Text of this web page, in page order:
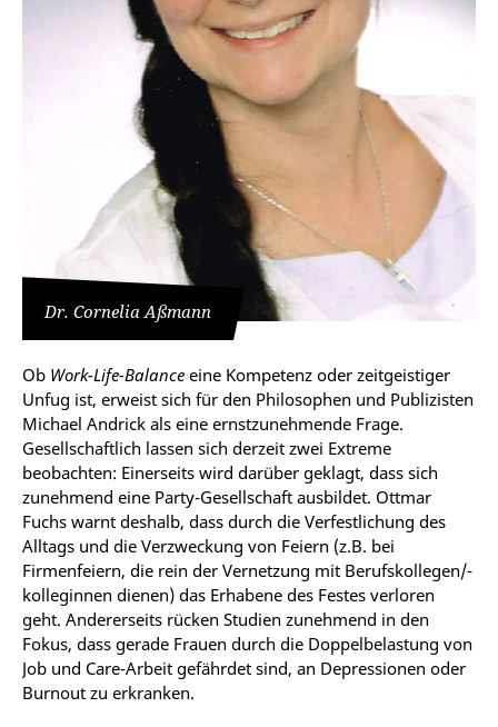
Dr. Cornelia Aßmann
Ob Work-Life-Balance eine Kompetenz oder zeitgeistiger
Unfug ist, erweist sich für den Philosophen und Publizisten
Michael Andrick als eine ernstzunehmende Frage.
Gesellschaftlich lassen sich derzeit zwei Extreme
beobachten: Einerseits wird darüber geklagt, dass sich
zunehmend eine Party-Gesellschaft ausbildet. Ottmar
Fuchs warnt deshalb, dass durch die Verfestlichung des
Alltags und die Verzweckung von Feiern (z.B. bei
Firmenfeiern, die rein der Vernetzung mit Berufskollegen/-
kolleginnen dienen) das Erhabene des Festes verloren
geht. Andererseits rücken Studien zunehmend in den
Fokus, dass gerade Frauen durch die Doppelbelastung von
Job und Care-Arbeit gefährdet sind, an Depressionen oder
Burnout zu erkranken.